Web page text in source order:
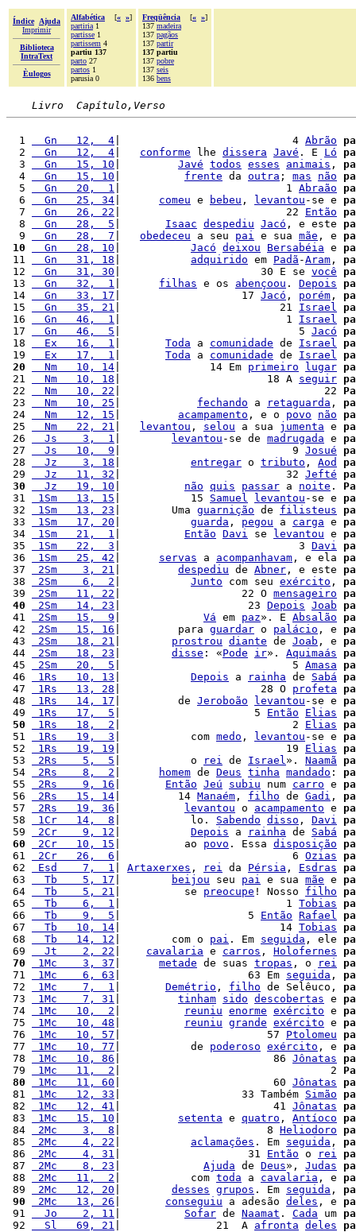
Índice
Ajuda
Imprimir
Biblioteca
IntraText
Èulogos
Alfabética [« »]
partiria 1
partisse 1
partissem 4
partiu 137
parto 27
partos 1
parusia 0
Freqüência [« »]
137 madeira
137 pagãos
137 partir
137 partiu
137 pobre
137 seis
136 bens
Livro  Capítulo,Verso
  1
  Gn   12,  4
|                           4 Abrão
  2
  Gn   12,  4
conforme lhe dissera Javé . E Ló
  3
  Gn   15, 10
Javé todos esses animais ,
  4
  Gn   15, 10
frente da outra ; mas não
  5
  Gn   20,  1
|                          1 Abraão
  6
  Gn   25, 34
comeu e bebeu , levantou -se e
  7
  Gn   26, 22
|                          22 Então
  8
  Gn   28,  5
Isaac despediu Jacó , e este
  9
  Gn   28,  7
obedeceu a seu pai e sua mãe , e
10
  Gn   28, 10
Jacó deixou Bersabéia e
11
  Gn   31, 18
adquirido em Padã -Aram ,
12
  Gn   31, 30
|                      30 E se você
13
  Gn   32,  1
filhas e os abençoou . Depois
14
  Gn   33, 17
|                   17 Jacó , porém ,
15
  Gn   35, 21
|                         21 Israel
16
  Gn   46,  1
|                          1 Israel
17
  Gn   46,  5
|                            5 Jacó
18
  Ex   16,  1
Toda a comunidade de Israel
19
  Ex   17,  1
Toda a comunidade de Israel
20
  Nm   10, 14
|              14 Em primeiro lugar
21
  Nm   10, 18
|                       18 A seguir
22
  Nm   10, 22
|                                22
23
  Nm   10, 25
fechando a retaguarda ,
24
  Nm   12, 15
acampamento , e o povo não
25
  Nm   22, 21
levantou , selou a sua jumenta e
26
  Js    3,  1
levantou -se de madrugada e
27
  Js   10,  9
|                           9 Josué
28
  Jz    3, 18
entregar o tributo , Aod
29
  Jz   11, 32
|                          32 Jefté
30
  Jz   19, 10
não quis passar a noite .
31
1Sm   13, 15 |           15 Samuel levantou -se e
32
1Sm   13, 23 |        Uma guarnição de filisteus
33
1Sm   17, 20 guarda , pegou a carga e
34
1Sm   21,  1 Então Davi se levantou e
35
1Sm   22,  3 |                            3 Davi
36
1Sm   25, 42 servas a acompanhavam , e ela
37
2Sm    3, 21 despediu de Abner , e este
38
2Sm    6,  2 Junto com seu exército ,
39
2Sm   11, 22 |                   22 O mensageiro
40
2Sm   14, 23 |                    23 Depois Joab
41
2Sm   15,  9 Vá em paz». E Absalão
42
2Sm   15, 16 |         para guardar o palácio , e
43
2Sm   18, 21 prostrou diante de Joab , e
44
2Sm   18, 23 disse : «Pode ir». Aquimaás
45
2Sm   20,  5 |                           5 Amasa
46
1Rs   10, 13 Depois a rainha de Sabá
47
1Rs   13, 28 |                      28 O profeta
48
1Rs   14, 17 |         de Jeroboão levantou -se e
49
1Rs   17,  5 |                     5 Então Elias
50
1Rs   18,  2 |                           2 Elias
51
1Rs   19,  3 |           com medo , levantou -se e
52
1Rs   19, 19 |                          19 Elias
53
2Rs    5,  5 |           o rei de Israel». Naamã
54
2Rs    8,  2 homem de Deus tinha mandado :
55
2Rs    9, 16 Então Jeú subiu num carro e
56
2Rs   15, 14 |         14 Manaém , filho de Gadi ,
57
2Rs   19, 36 levantou o acampamento e
58
1Cr   14,  8 |           lo. Sabendo disso , Davi
59
2Cr    9, 12 Depois a rainha de Sabá
60
2Cr   10, 15 |          ao povo . Essa disposição
61
2Cr   26,  6 |                           6 Ozias
62
Esd    7,  1 Artaxerxes , rei da Pérsia , Esdras
63
  Tb    5, 17
beijou seu pai e sua mãe e
64
  Tb    5, 21
|          se preocupe ! Nosso filho
65
  Tb    6,  1
|                          1 Tobias
66
  Tb    9,  5
|                    5 Então Rafael
67
  Tb   10, 14
|                         14 Tobias
68
  Tb   14, 12
|        com o pai . Em seguida , ele
69
  Jt    2, 22
cavalaria e carros , Holofernes
70
1Mc    3, 37 metade de suas tropas , o rei
71
1Mc    6, 63 |                    63 Em seguida ,
72
1Mc    7,  1 Demétrio , filho de Selêuco,
73
1Mc    7, 31 tinham sido descobertas e
74
1Mc   10,  2 reuniu enorme exército e
75
1Mc   10, 48 reuniu grande exército e
76
1Mc   10, 57 |                       57 Ptolomeu
77
1Mc   10, 77 |           de poderoso exército , e
78
1Mc   10, 86 |                        86 Jônatas
79
1Mc   11,  2 |                                 2
80
1Mc   11, 60 |                        60 Jônatas
81
1Mc   12, 33 |                   33 Também Simão
82
1Mc   12, 41 |                        41 Jônatas
83
1Mc   15, 10 setenta e quatro , Antíoco
84
2Mc    3,  8 |                       8 Heliodoro
85
2Mc    4, 22 aclamações . Em seguida ,
86
2Mc    4, 31 |                    31 Então o rei
87
2Mc    8, 23 Ajuda de Deus», Judas
88
2Mc   11,  2 |           com toda a cavalaria , e
89
2Mc   12, 20 desses grupos . Em seguida ,
90
2Mc   13, 26 conseguiu a adesão deles , e
91
  Jo    2, 11
Sofar de Naamat . Cada um
92
  Sl   69, 21
|               21  A afronta deles